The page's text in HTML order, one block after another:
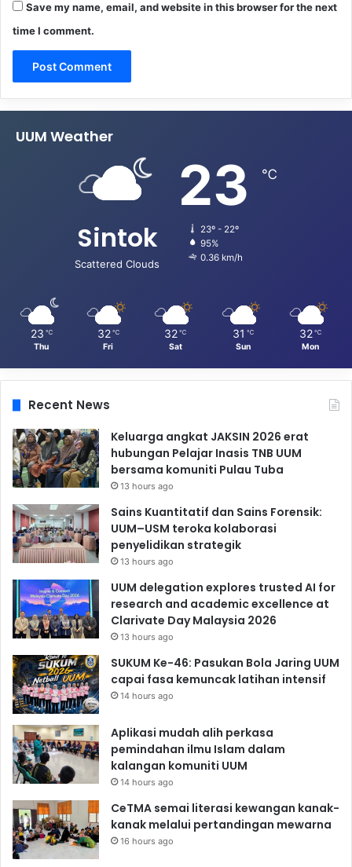
Save my name, email, and website in this browser for the next
time I comment.
UUM Weather
Sintok
Scattered Clouds
23 ℃
23º - 22º
95%
0.36 km/h
23 ℃
Thu
32 ℃
Fri
32 ℃
Sat
31 ℃
Sun
32 ℃
Mon
Recent News
Keluarga angkat JAKSIN 2026 erat
hubungan Pelajar Inasis TNB UUM
bersama komuniti Pulau Tuba
13 hours ago
Sains Kuantitatif dan Sains Forensik:
UUM–USM teroka kolaborasi
penyelidikan strategik
13 hours ago
UUM delegation explores trusted AI for
research and academic excellence at
Clarivate Day Malaysia 2026
13 hours ago
SUKUM Ke-46: Pasukan Bola Jaring UUM
capai fasa kemuncak latihan intensif
14 hours ago
Aplikasi mudah alih perkasa
pemindahan ilmu Islam dalam
kalangan komuniti UUM
14 hours ago
CeTMA semai literasi kewangan kanak-
kanak melalui pertandingan mewarna
16 hours ago